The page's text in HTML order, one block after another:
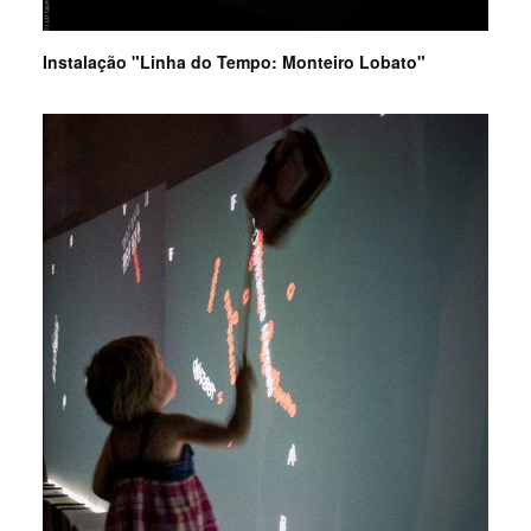
Instalação "Linha do Tempo: Monteiro Lobato"